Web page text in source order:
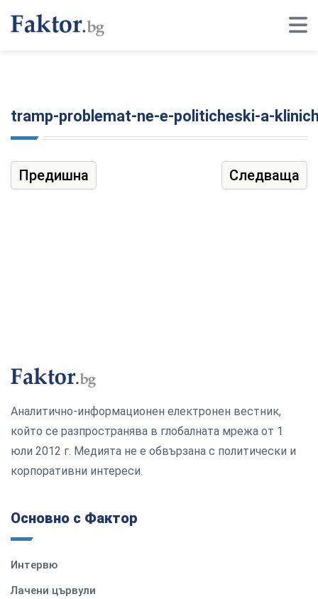
tramp-problemat-ne-e-politicheski-a-
Предишна Следваща
Аналитично-информационен електронен вестник,
който се разпространява в глобалната мрежа от 1
юли 2012 г. Медията не е обвързана с политически и
корпоративни интереси.
Основно с Фактор
Интервю
Лачени цървули